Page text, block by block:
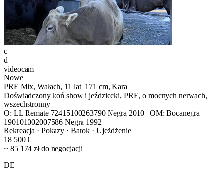
c
d
videocam
Nowe
PRE Mix, Wałach, 11 lat, 171 cm, Kara
Doświadczony koń show i jeździecki, PRE, o mocnych nerwach,
wszechstronny
O: LL Remate 72415100263790 Negra 2010 | OM: Bocanegra
190101002007586 Negra 1992
Rekreacja · Pokazy · Barok · Ujeżdżenie
18 500 €
~ 85 174 zł do negocjacji
DE